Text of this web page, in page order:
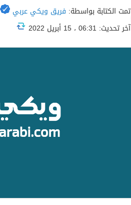
تمت الكتابة بواسطة: فريق ويكي عربي
آخر تحديث: 06:31 ، 15 أبريل 2022